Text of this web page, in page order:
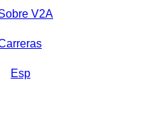
V2A
Esp